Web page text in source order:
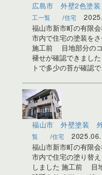
広島市 外壁2色塗
工一覧
住宅
福山市新市町の有限
市内で住宅の塗装を
施工前 目地部分の
褪せが確認できまし
トで多少の苔が確認で
福山市 外壁塗装 外
覧
住宅
福山市新市町の有限
市内で住宅の塗り替
しました 施工前 目